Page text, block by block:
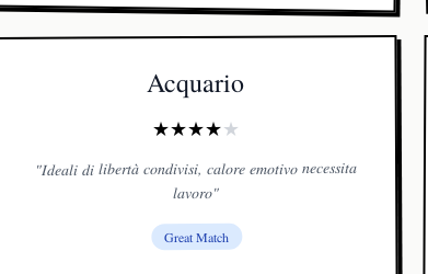
Acquario
★★★★★
"Ideali di libertà condivisi, calore emotivo necessita
lavoro"
Great Match